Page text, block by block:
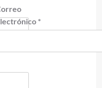
*